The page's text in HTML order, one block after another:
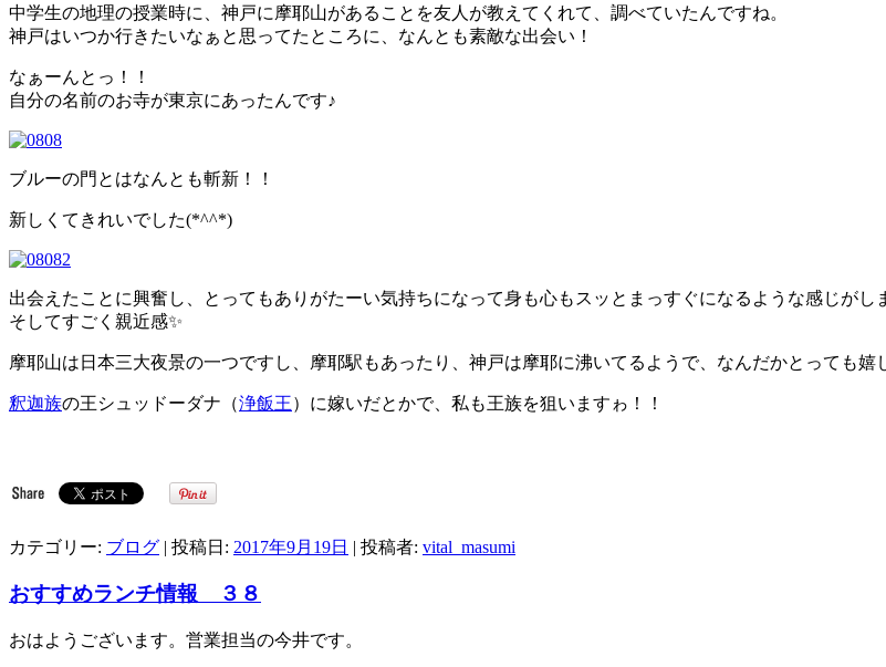
中学生の地理の授業時に、神戸に摩耶山があることを友人が教えてくれて、調べていたんですね。
神戸はいつか行きたいなぁと思ってたところに、なんとも素敵な出会い！
なぁーんとっ！！
自分の名前のお寺が東京にあったんです♪
ブルーの門とはなんとも斬新！！
新しくてきれいでした(*^^*)
出会えたことに興奮し、とってもありがたーい気持ちになって身も心もスッとまっすぐになるような感じがし
そしてすごく親近感✨
摩耶山は日本三大夜景の一つですし、摩耶駅もあったり、神戸は摩耶に沸いてるようで、なんだかとっても嬉
釈迦族の王シュッドーダナ（浄飯王）に嫁いだとかで、私も王族を狙いますゎ！！
カテゴリー: ブログ | 投稿日: 2017年9月19日 | 投稿者: vital_masumi
おすすめランチ情報 ３８
おはようございます。営業担当の今井です。